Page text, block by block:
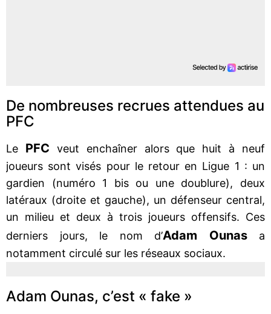
De nombreuses recrues attendues au
PFC
Le PFC veut enchaîner alors que huit à neuf
joueurs sont visés pour le retour en Ligue 1 : un
gardien (numéro 1 bis ou une doublure), deux
latéraux (droite et gauche), un défenseur central,
un milieu et deux à trois joueurs offensifs. Ces
derniers jours, le nom d’Adam Ounas
a
notamment circulé sur les réseaux sociaux.
Adam Ounas, c’est « fake »